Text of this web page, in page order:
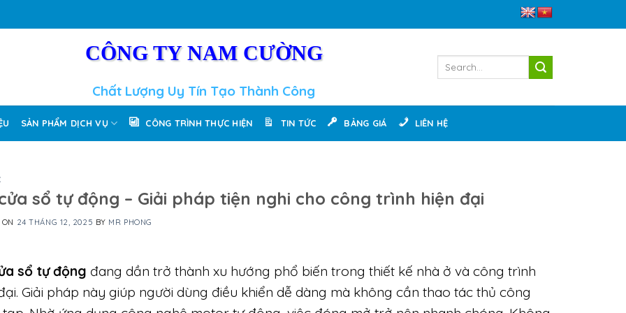
CÔNG TY NAM CƯỜNG
Chất Lượng Uy Tín Tạo Thành Công
SẢN PHẨM DỊCH VỤ CÔNG TRÌNH THỰC HIỆN TIN TỨC BẢNG GIÁ LIÊN HỆ
sổ tự động – Giải pháp tiện nghi cho công trình hiện đại
ON 24 THÁNG 12, 2025 BY MR PHONG
sổ tự động đang dần trở thành xu hướng phổ biến trong thiết kế nhà ở và công trình
Giải pháp này giúp người dùng điều khiển dễ dàng mà không cần thao tác thủ công